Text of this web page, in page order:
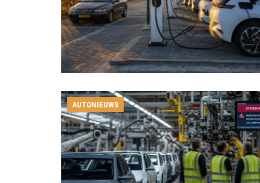
AUTONIEUWS